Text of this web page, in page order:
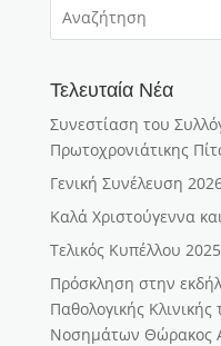
Τελευταία Νέα
Συνεστίαση του
Πρωτοχρονιάτικης
Γενική Συνέλευση
Καλά Χριστούγεννα
Τελικός Κυπέλλου 2025
Πρόσκληση στην
Παθολογικής
Νοσημάτων Θώρακος